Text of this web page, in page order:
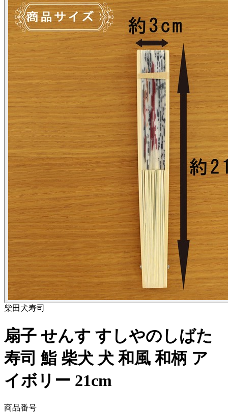
柴田 犬寿司
扇子 せんす すしやのしばた
寿司 鮨 柴犬 犬 和風 和柄 ア
イボリー 21cm
商品番号